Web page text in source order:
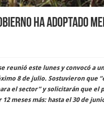
ha adoptado
reunió este lunes y convocó a
8 de julio. Sostuvieron que
el sector” y solicitarán que el
meses más: hasta el 30 de